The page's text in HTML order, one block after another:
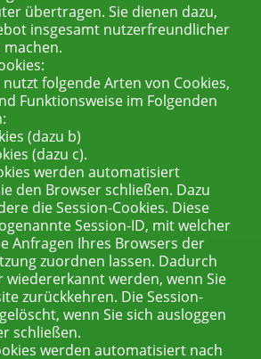
übertragen. Sie dienen dazu,
insgesamt nutzerfreundlicher
folgende Arten von Cookies,
Funktionsweise im Folgenden
(dazu b)
(dazu c).
werden automatisiert
den Browser schließen. Dazu
die Session-Cookies. Diese
Session-ID, mit welcher
Anfragen Ihres Browsers der
zuordnen lassen. Dadurch
wiedererkannt werden, wenn Sie
zurückkehren. Die Session-
wenn Sie sich ausloggen
schließen.
werden automatisiert nach